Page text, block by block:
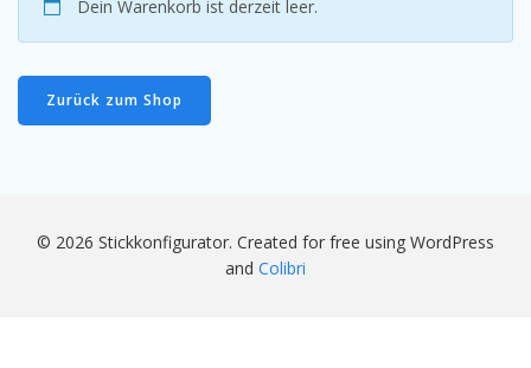
Dein Warenkorb ist derzeit leer.
Zurück zum Shop
© 2026 Stickkonfigurator. Created for free using WordPress
and Colibri